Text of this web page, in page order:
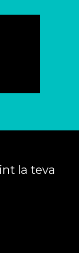
la teva